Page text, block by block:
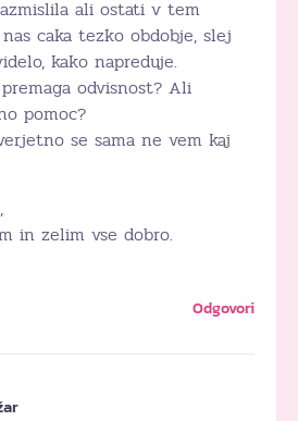
ali ostati v tem
caka tezko obdobje, slej
kako napreduje.
odvisnost? Ali
pomoc?
se sama ne vem kaj
in zelim vse dobro.
Odgovori